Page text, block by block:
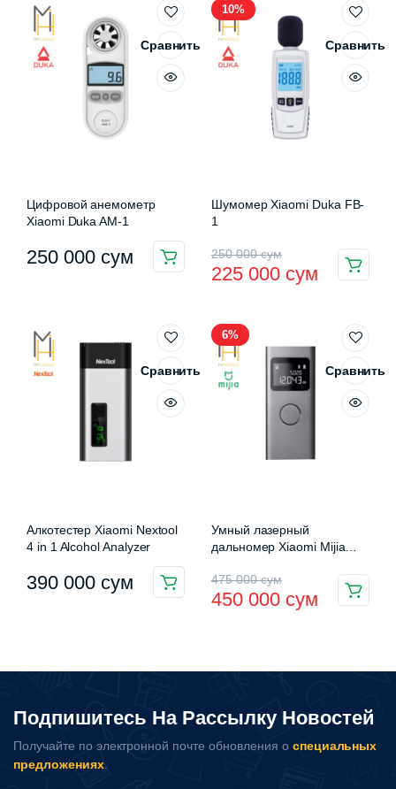
000 сум.
410
000 сум.
000 сум.
Сравнить
Цифровой анемометр
Xiaomi Duka AM-1
250 000 сум
10%
Сравнить
Шумомер Xiaomi Duka FB-
1
250 000сум
Первоначальная
цена
250
000 сум.
225 000 сум
Текущая
цена:
000 сум.
Сравнить
Алкотестер Xiaomi Nextool
4 in 1 Alcohol Analyzer
390 000 сум
6%
Сравнить
Умный лазерный
дальномер Xiaomi Mijia
475 000сум
Первоначальная
цена
475
450 000 сум
Текущая
цена:
000 сум.
Подпишитесь На Рассылку Новостей
Получайте по электронной почте обновления о специальных
предложениях.